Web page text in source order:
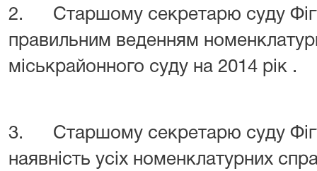
2. Старшому секретарю суду
правильним веденням
міськрайонного суду на 2014 рік .
3. Старшому секретарю суду
наявність усіх номенклатурних